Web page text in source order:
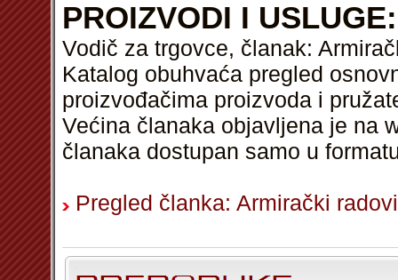
PROIZVODI I
Vodič za trgovce, članak:
Katalog obuhvaća pregled
proizvođačima proizvoda i
Većina članaka objavljena je na
članaka dostupan samo u
Pregled članka: Armirački radovi